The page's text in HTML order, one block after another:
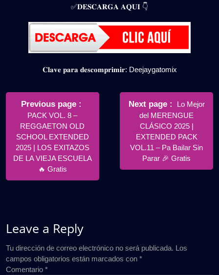
✅𝐃𝐄𝐒𝐂𝐀𝐑𝐆𝐀 𝐀𝐐𝐔𝐈 👇
𝐂𝐥𝐚𝐯𝐞 𝐩𝐚𝐫𝐚 𝐝𝐞𝐬𝐜𝐨𝐦𝐩𝐫𝐢𝐦𝐢𝐫: Deejaygatomix
Navegación
entradas
Previous page
PACK VOL. 8 –
REGGAETON OLD
SCHOOL EXTENDED
2025 | LOS EXITAZOS
DE LA VIEJA ESCUELA
🔥 Gratis
Next page
Newer
Posts
Lo Mejor
del MERENGUE
CLÁSICO 2025 |
EXTENDED PACK
VOL.11 – Pa Bailar Sin
Parar 🎉 Gratis
Leave a Reply
Tu dirección de correo electrónico no será publicada. Los
campos obligatorios están marcados con *
Comentario *